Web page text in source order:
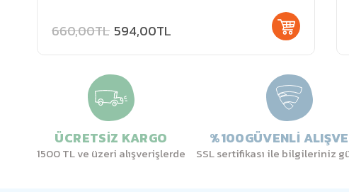
594,00TL
660,00TL
ÜCRETSİZ KARGO
1500 TL ve üzeri alışverişlerde
%100GÜVENLİ
SSL sertifikası ile bilgileriniz